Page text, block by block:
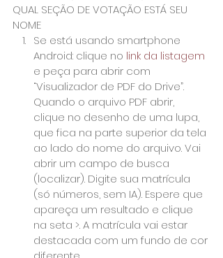
QUAL SEÇÃO DE VOTAÇÃO ESTÁ SEU
NOME
Se está usando smartphone
Android: clique no link da listagem
e peça para abrir com
“Visualizador de PDF do Drive”.
Quando o arquivo PDF abrir,
clique no desenho de uma lupa,
que fica na parte superior da tela
ao lado do nome do arquivo. Vai
abrir um campo de busca
(localizar). Digite sua matrícula
(só números, sem IA). Espere que
apareça um resultado e clique
na seta >. A matrícula vai estar
destacada com um fundo de cor